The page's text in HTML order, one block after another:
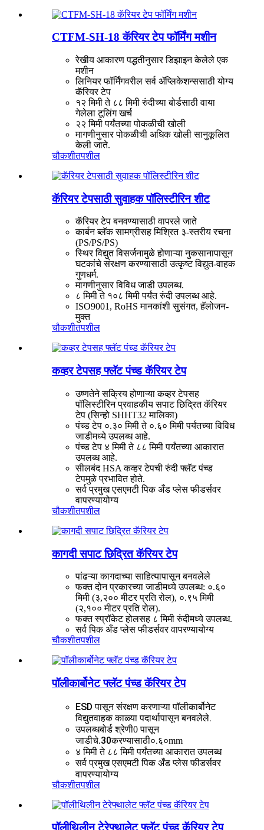
CTFM-SH-18 कॅरियर टेप फॉर्मिंग मशीन
रेखीय आकारण पद्धतीनुसार डिझाइन केलेले एक
मशीन
लिनियर फॉर्मिंगवरील सर्व ॲप्लिकेशन्ससाठी योग्य
कॅरियर टेप
१२ मिमी ते ८८ मिमी रुंदीच्या बोर्डसाठी वाया
गेलेला टूलिंग खर्च
२२ मिमी पर्यंतच्या पोकळीची खोली
मागणीनुसार पोकळीची अधिक खोली सानुकूलित
केली जाते.
चौकशीतपशील
कॅरियर टेपसाठी सुवाहक पॉलिस्टीरिन शीट
कॅरियर टेप बनवण्यासाठी वापरले जाते
कार्बन ब्लॅक सामग्रीसह मिश्रित ३-स्तरीय रचना
(PS/PS/PS)
स्थिर विद्युत विसर्जनामुळे होणाऱ्या नुकसानापासून
घटकांचे संरक्षण करण्यासाठी उत्कृष्ट विद्युत-वाहक
गुणधर्म.
मागणीनुसार विविध जाडी उपलब्ध.
८ मिमी ते १०८ मिमी पर्यंत रुंदी उपलब्ध आहे.
ISO9001, RoHS मानकांशी सुसंगत, हॅलोजन-
मुक्त
चौकशीतपशील
कव्हर टेपसह फ्लॅट पंच्ड कॅरियर टेप
उष्णतेने सक्रिय होणाऱ्या कव्हर टेपसह
पॉलिस्टीरिन प्रवाहकीय सपाट छिद्रित कॅरियर
टेप (सिन्हो SHHT32 मालिका)
पंच्ड टेप ०.३० मिमी ते ०.६० मिमी पर्यंतच्या विविध
जाडीमध्ये उपलब्ध आहे.
पंच्ड टेप ४ मिमी ते ८८ मिमी पर्यंतच्या आकारात
उपलब्ध आहे.
सीलबंद HSA कव्हर टेपची रुंदी फ्लॅट पंच्ड
टेपमुळे प्रभावित होते.
सर्व प्रमुख एसएमटी पिक अँड प्लेस फीडर्सवर
वापरण्यायोग्य
चौकशीतपशील
कागदी सपाट छिद्रित कॅरियर टेप
पांढऱ्या कागदाच्या साहित्यापासून बनवलेले
फक्त दोन प्रकारच्या जाडीमध्ये उपलब्ध: ०.६०
मिमी (३,२०० मीटर प्रति रोल), ०.९५ मिमी
(२,१०० मीटर प्रति रोल).
फक्त स्प्रॉकेट होलसह ८ मिमी रुंदीमध्ये उपलब्ध.
सर्व पिक अँड प्लेस फीडर्सवर वापरण्यायोग्य
चौकशीतपशील
पॉलीकार्बोनेट फ्लॅट पंच्ड कॅरियर टेप
ESD पासून संरक्षण करणाऱ्या पॉलीकार्बोनेट
विद्युतवाहक काळ्या पदार्थापासून बनवलेले.
उपलब्धबोर्ड श्रेणी0 पासून
जाडीचे.30करण्यासाठी०.६०mm
४ मिमी ते ८८ मिमी पर्यंतच्या आकारात उपलब्ध
सर्व प्रमुख एसएमटी पिक अँड प्लेस फीडर्सवर
वापरण्यायोग्य
चौकशीतपशील